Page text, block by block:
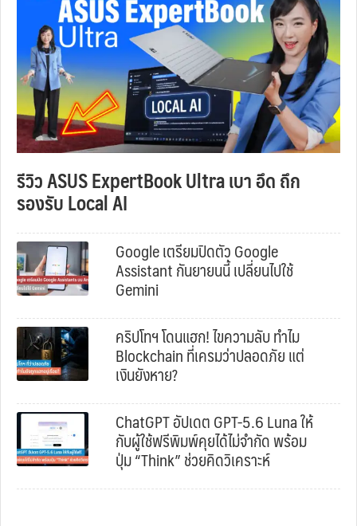
รีวิว ASUS ExpertBook Ultra เบา อึด ถึก
รองรับ Local AI
Google เตรียมปิดตัว Google
Assistant กันยายนนี้ เปลี่ยนไปใช้
Gemini
คริปโทฯ โดนแฮก! ไขความลับ ทำไม
Blockchain ที่เครมว่าปลอดภัย แต่
เงินยังหาย?
ChatGPT อัปเดต GPT-5.6 Luna ให้
กับผู้ใช้ฟรีพิมพ์คุยได้ไม่จำกัด พร้อม
ปุ่ม “Think” ช่วยคิดวิเคราะห์